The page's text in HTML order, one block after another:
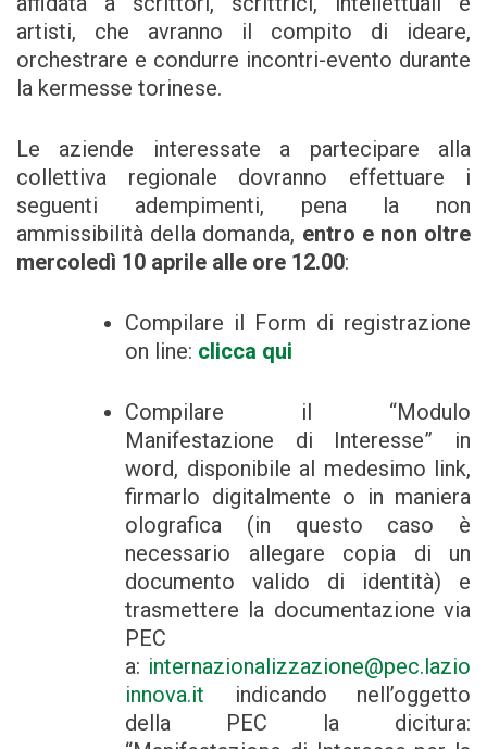
artisti, che avranno il compito di ideare,
orchestrare e condurre incontri-evento durante
la kermesse torinese.
Le aziende interessate a partecipare alla
collettiva regionale dovranno effettuare i
seguenti adempimenti, pena la non
ammissibilità della domanda, entro e non oltre
mercoledì 10 aprile alle ore 12.00:
Compilare il Form di registrazione
on line: clicca qui
Compilare il “Modulo
Manifestazione di Interesse” in
word, disponibile al medesimo link,
firmarlo digitalmente o in maniera
olografica (in questo caso è
necessario allegare copia di un
documento valido di identità) e
trasmettere la documentazione via
PEC
a: internazionalizzazione@pec.lazio
innova.it indicando nell’oggetto
della PEC la dicitura: